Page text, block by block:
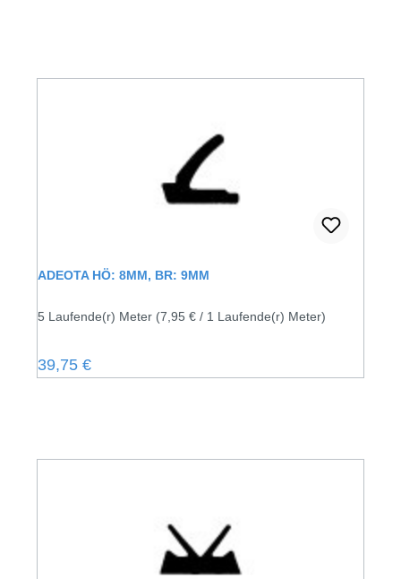
ADEOTA HÖ: 8MM, BR: 9MM
5 Laufende(r) Meter (7,95 € / 1 Laufende(r) Meter)
Regulärer Preis:
39,75 €